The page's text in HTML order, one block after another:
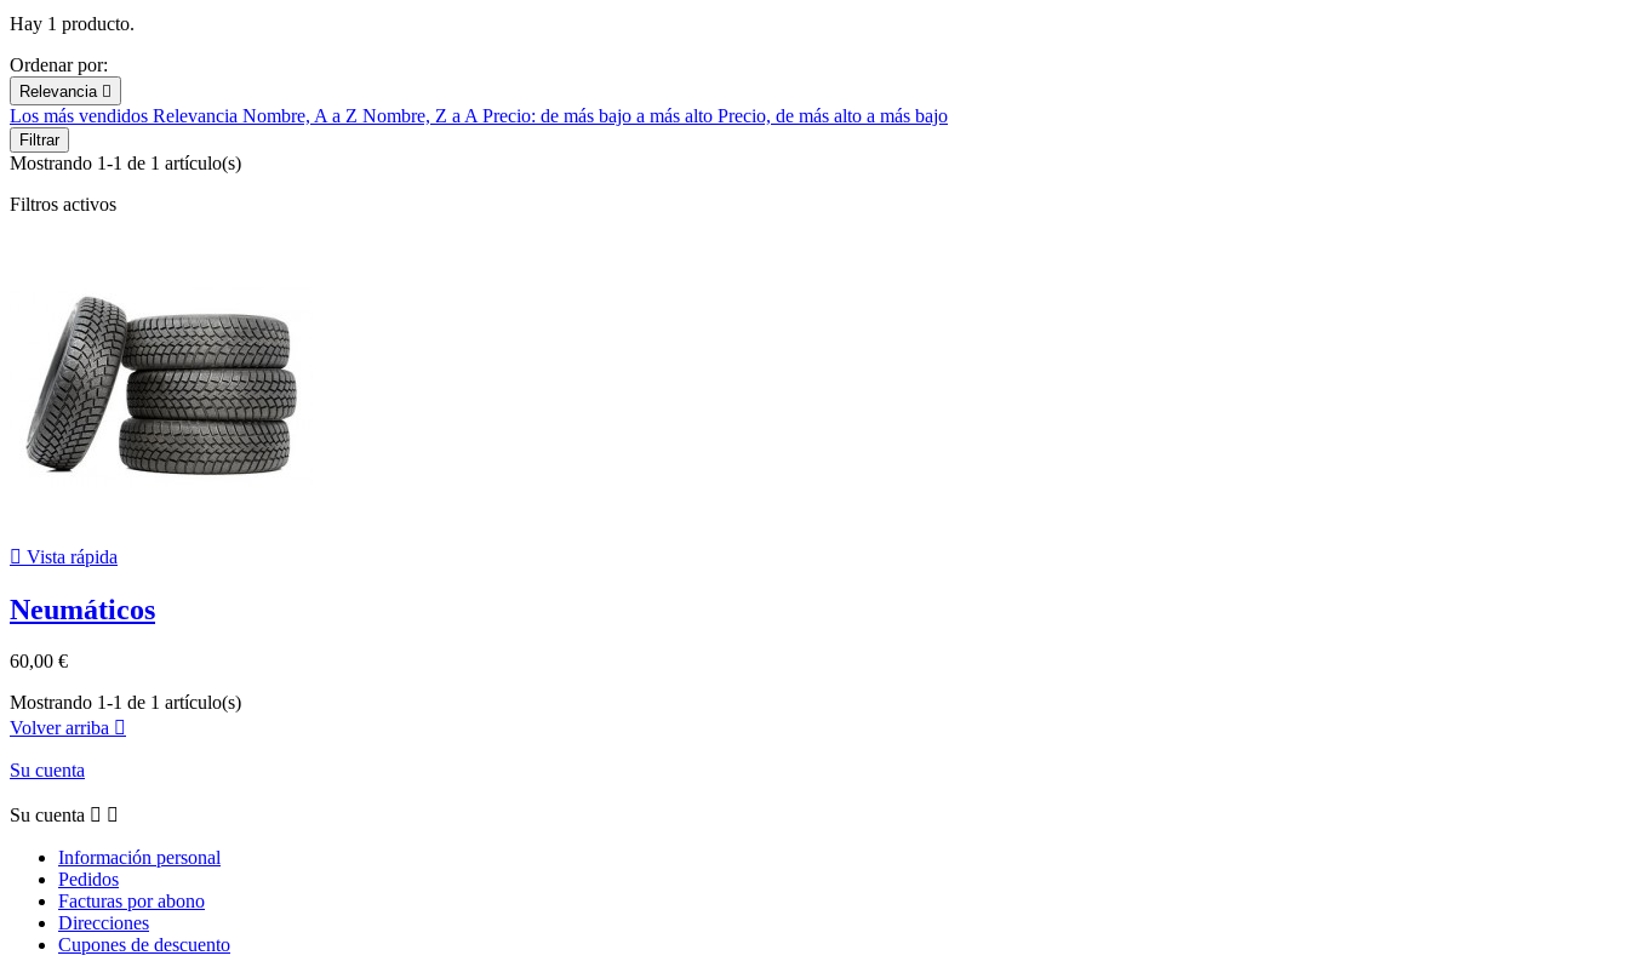
Hay 1 producto.
Ordenar por:
Relevancia 
Los más vendidos Relevancia Nombre, A a Z Nombre, Z a A Precio: de más bajo a más alto Precio, de más alto a más bajo
Filtrar
Mostrando 1-1 de 1 artículo(s)
Filtros activos
 Vista rápida
Neumáticos
60,00 €
Mostrando 1-1 de 1 artículo(s)
Volver arriba 
Su cuenta
Su cuenta  
Información personal
Pedidos
Facturas por abono
Direcciones
Cupones de descuento